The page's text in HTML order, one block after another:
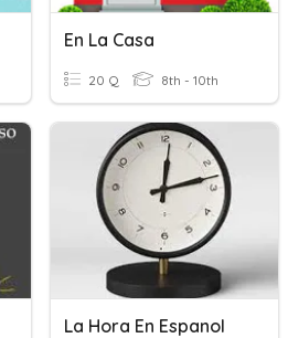
En La Casa
20 Q 8th - 10th
La Hora En Espanol